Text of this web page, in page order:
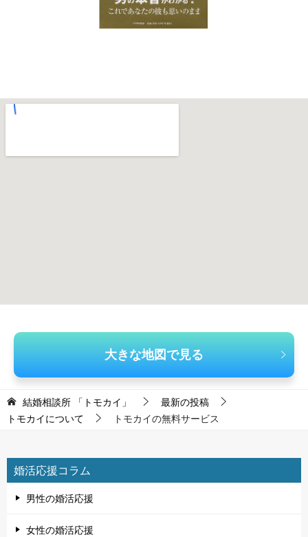
大きな地図で見る
結婚相談所 「トモカイ」
最新の投稿
トモカイについて
トモカイの無料サービス
婚活応援コラム
男性の婚活応援
女性の婚活応援